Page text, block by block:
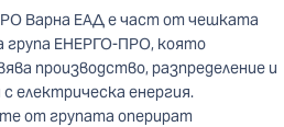
Варна ЕАД е част от чешката
група ЕНЕРГО-ПРО, която
производство, разпределение и
електрическа енергия.
от групата оперират